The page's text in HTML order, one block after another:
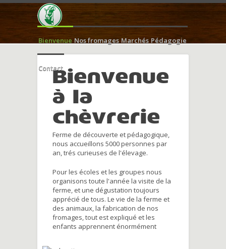
Bienvenue Nos fromages Marchés Pédagogie
ContactBienvenue
à la
chèvrerie
Ferme de découverte et pédagogique,
nous accueillons 5000 personnes par
an, trés curieuses de l'élevage.
Pour les écoles et les groupes nous
organisons toute l'année la visite de la
ferme, et une dégustation toujours
apprécié de tous. Le vie de la ferme et
des animaux, la fabrication de nos
fromages, tout est expliqué et les
enfants apprennent énormément